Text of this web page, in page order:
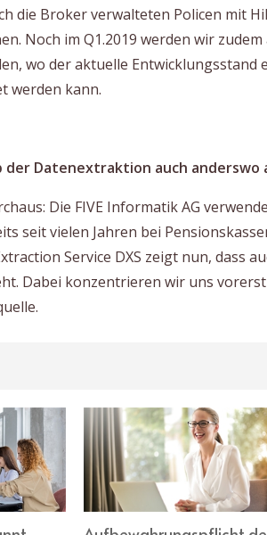
die Broker verwalteten Policen mit
Noch im Q1.2019 werden wir
wo der aktuelle Entwicklungsstand
werden kann.
der Datenextraktion auch anderswo
Die FIVE Informatik AG
seit vielen Jahren bei
Service DXS zeigt nun, dass
Dabei konzentrieren wir uns